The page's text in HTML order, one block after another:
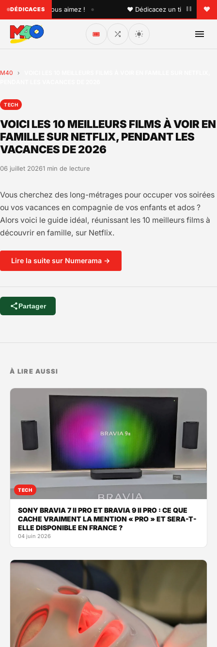
DÉDICACES
que vous aimez ! • ♥ Dédicacez un titre à vos
🎟️
M40 ›
TECH
VOICI LES 10 MEILLEURS FILMS À VOIR EN
FAMILLE SUR NETFLIX, PENDANT LES
VACANCES DE 2026
06 juillet 20261 min de lecture
Vous cherchez des long-métrages pour occuper vos soirées
ou vos vacances en compagnie de vos enfants et ados ?
Alors voici le guide idéal, réunissant les 10 meilleurs films à
découvrir en famille, sur Netflix.
Lire la suite sur Numerama →
Partager
À LIRE AUSSI
TECH
SONY BRAVIA 7 II PRO ET BRAVIA 9 II PRO : CE QUE
CACHE VRAIMENT LA MENTION « PRO » ET SERA-T-
ELLE DISPONIBLE EN FRANCE ?
04 juin 2026